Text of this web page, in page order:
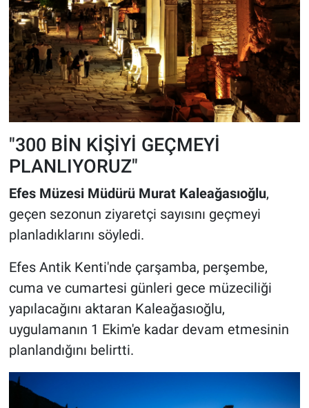
"300 BİN KİŞİYİ GEÇMEYİ
PLANLIYORUZ"
Efes Müzesi Müdürü Murat Kaleağasıoğlu,
geçen sezonun ziyaretçi sayısını geçmeyi
planladıklarını söyledi.
Efes Antik Kenti'nde çarşamba, perşembe,
cuma ve cumartesi günleri gece müzeciliği
yapılacağını aktaran Kaleağasıoğlu,
uygulamanın 1 Ekim'e kadar devam etmesinin
planlandığını belirtti.